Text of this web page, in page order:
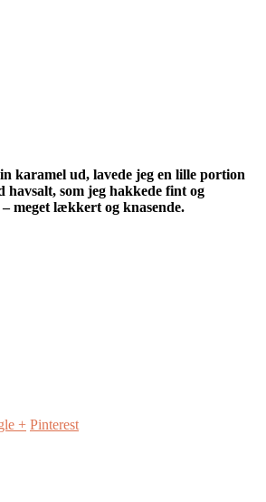
karamel ud, lavede jeg en lille portion
som jeg hakkede fint og
meget lækkert og knasende.
+ Pinterest